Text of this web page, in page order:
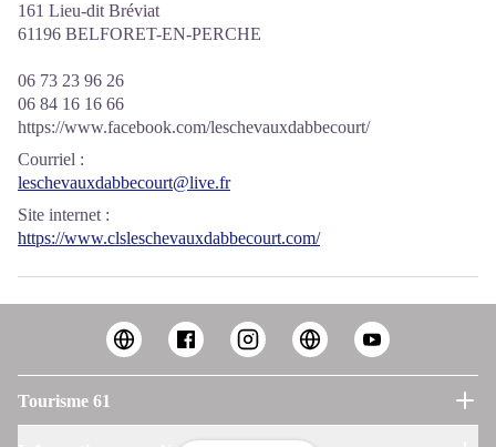
161 Lieu-dit Bréviat
61196 BELFORET-EN-PERCHE
06 73 23 96 26
06 84 16 16 66
https://www.facebook.com/leschevauxdabbecourt/
Courriel :
leschevauxdabbecourt@live.fr
Site internet :
https://www.clsleschevauxdabbecourt.com/
Tourisme 61